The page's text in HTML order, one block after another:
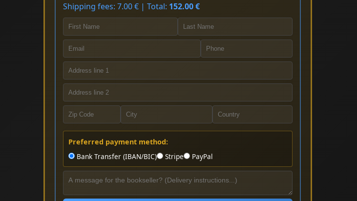
Shipping fees: 7.00 € | Total: 152.00 €
Preferred payment method:
Bank Transfer (IBAN/BIC)
Stripe PayPal